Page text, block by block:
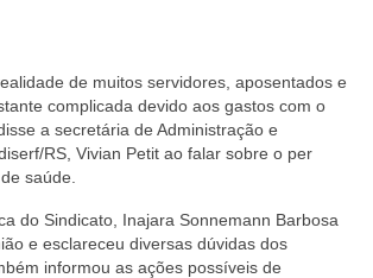
de muitos servidores, aposentados e
complicada devido aos gastos com o
a secretária de Administração e
RS, Vivian Petit ao falar sobre o per
saúde.
do Sindicato, Inajara Sonnemann Barbosa
e esclareceu diversas dúvidas dos
informou as ações possíveis de